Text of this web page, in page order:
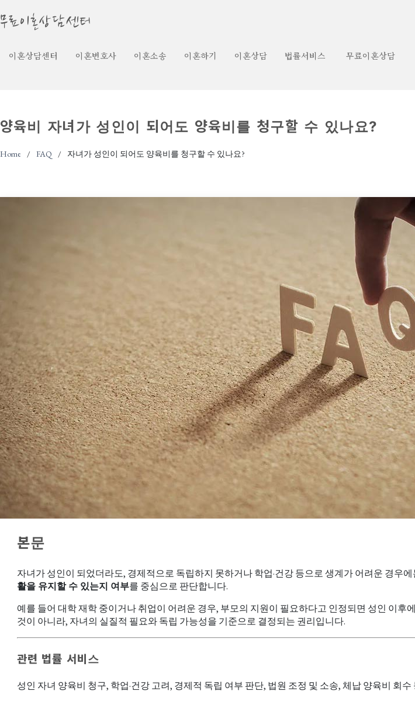
무료이혼상담센터
이혼상담센터 이혼변호사 이혼소송 이혼하기 이혼상담 법률서비스 무료이혼상담
양육비 자녀가 성인이 되어도 양육비를 청구할 수 있나요?
Home FAQ 자녀가 성인이 되어도 양육비를 청구할 수 있나요?
본문
자녀가 성인이 되었더라도, 경제적으로 독립하지 못하거나 학업·건강 등으로 생계가 어려운 경우
활을 유지할 수 있는지 여부를 중심으로 판단합니다.
예를 들어 대학 재학 중이거나 취업이 어려운 경우, 부모의 지원이 필요하다고 인정되면 성인 이
것이 아니라, 자녀의 실질적 필요와 독립 가능성을 기준으로 결정되는 권리입니다.
관련 법률 서비스
성인 자녀 양육비 청구, 학업·건강 고려, 경제적 독립 여부 판단, 법원 조정 및 소송, 체납 양육비 회수